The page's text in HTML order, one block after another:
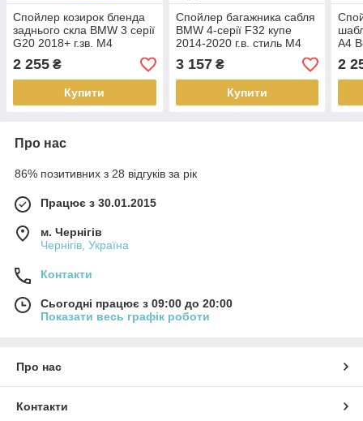
Спойлер козирок бленда
заднього скла BMW 3 серії
G20 2018+ г.зв. M4
2 255 ₴
Купити
Спойлер багажника сабля
BMW 4-серії F32 купе
2014-2020 г.в. стиль M4
3 157₴
Купити
A4
2
Про нас
86% позитивних з 28 відгуків за рік
Працює з 30.01.2015
м. Чернігів
Чернігів, Україна
Контакти
Сьогодні працює з 09:00 до 20:00
Показати весь графік роботи
Про нас
Контакти